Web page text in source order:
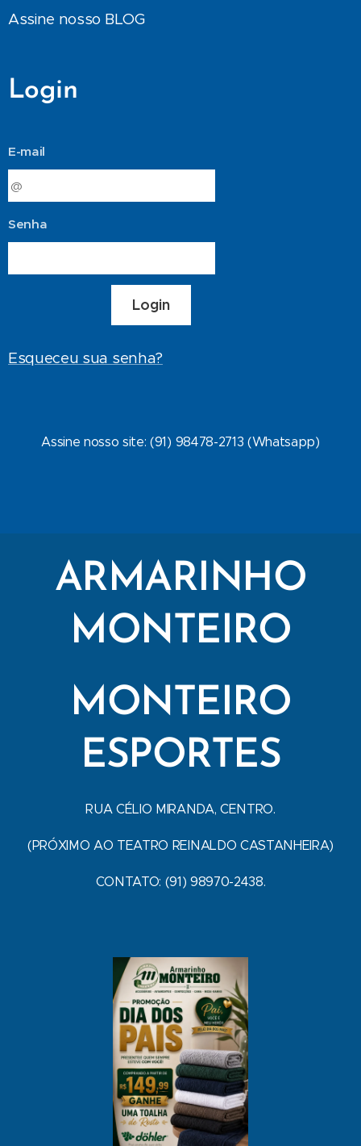
Assine nosso BLOG
Login
E-mail
Senha
Login
Esqueceu sua senha?
Assine nosso site: (91) 98478-2713 (Whatsapp)
ARMARINHO
MONTEIRO
MONTEIRO
ESPORTES
RUA CÉLIO MIRANDA, CENTRO.
(PRÓXIMO AO TEATRO REINALDO CASTANHEIRA)
CONTATO: (91) 98970-2438.